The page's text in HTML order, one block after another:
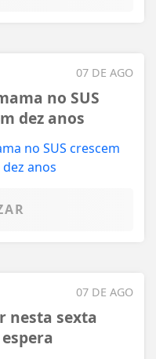
07 DE AGO
no SUS
dez anos
07 DE AGO
nesta sexta